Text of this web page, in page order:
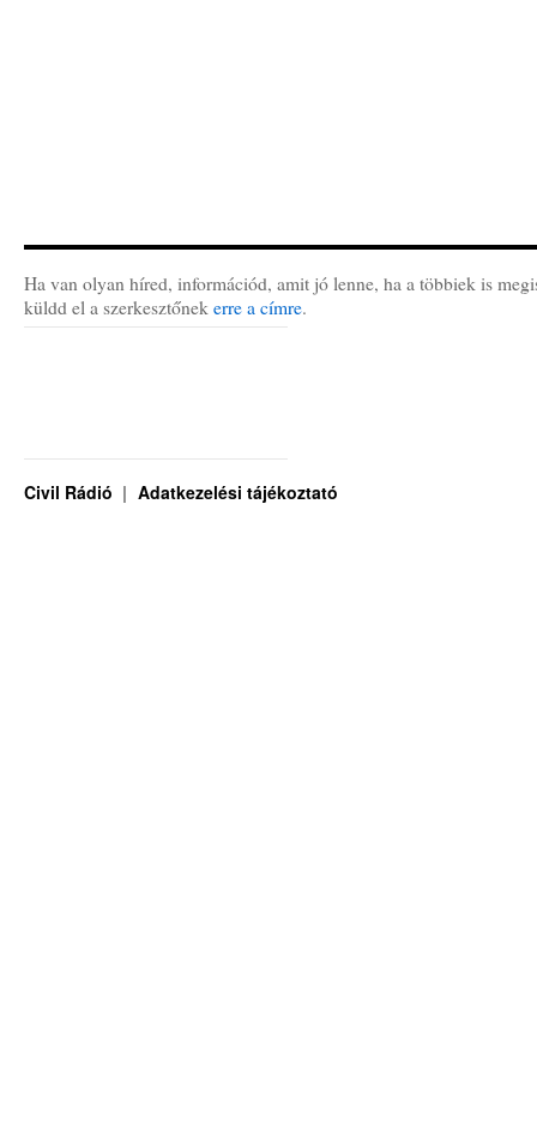
Ha van olyan híred, információd, amit jó lenne, ha a többiek is
küldd el a szerkesztőnek erre a címre.
Civil Rádió Adatkezelési tájékoztató